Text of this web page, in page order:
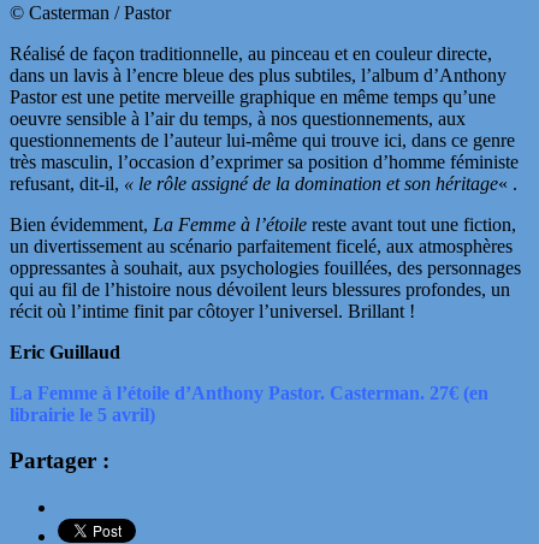
© Casterman / Pastor
Réalisé de façon traditionnelle, au pinceau et en couleur directe,
dans un lavis à l’encre bleue des plus subtiles, l’album d’Anthony
Pastor est une petite merveille graphique en même temps qu’une
oeuvre sensible à l’air du temps, à nos questionnements, aux
questionnements de l’auteur lui-même qui trouve ici, dans ce genre
très masculin, l’occasion d’exprimer sa position d’homme féministe
refusant, dit-il, « le rôle assigné de la domination et son héritage« .
Bien évidemment, La Femme à l’étoile reste avant tout une fiction,
un divertissement au scénario parfaitement ficelé, aux atmosphères
oppressantes à souhait, aux psychologies fouillées, des personnages
qui au fil de l’histoire nous dévoilent leurs blessures profondes, un
récit où l’intime finit par côtoyer l’universel. Brillant !
Eric Guillaud
La Femme à l’étoile d’Anthony Pastor. Casterman. 27€ (en
librairie le 5 avril)
Partager :